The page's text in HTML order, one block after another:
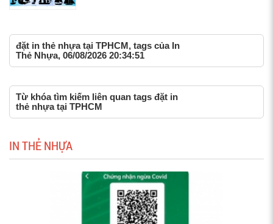
đặt in thẻ nhựa tại TPHCM, tags của In
Thẻ Nhựa, 06/08/2026 20:34:51
Từ khóa tìm kiếm liên quan tags đặt in
thẻ nhựa tại TPHCM
IN THẺ NHỰA